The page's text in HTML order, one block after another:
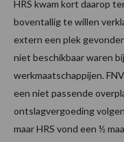
HRS kwam kort daarop
boventallig te willen
extern een plek
niet beschikbaar waren
werkmaatschappijen.
een niet passende
ontslagvergoeding
maar HRS vond een ½